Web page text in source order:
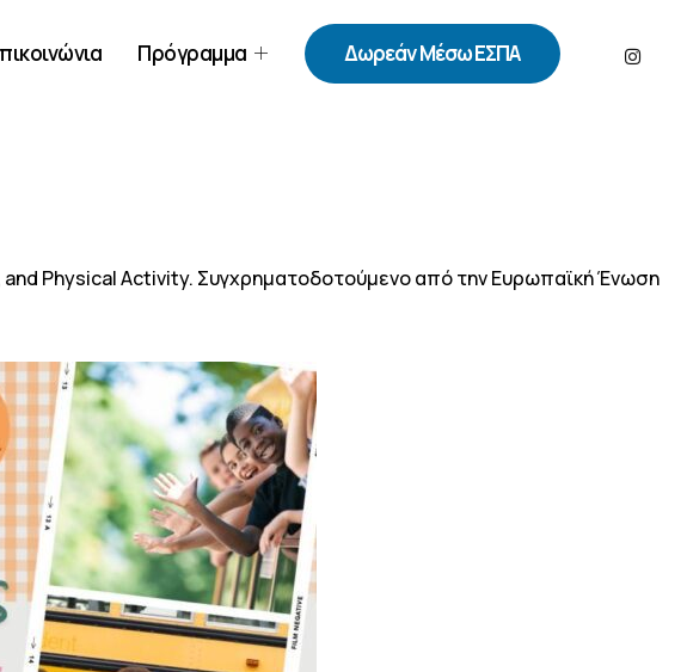
Πρόγραμμα Δωρεάν Μέσω ΕΣΠΑ
Physical Activity. Συγχρηματοδοτούμενο από την Ευρωπαϊκή Ένωση